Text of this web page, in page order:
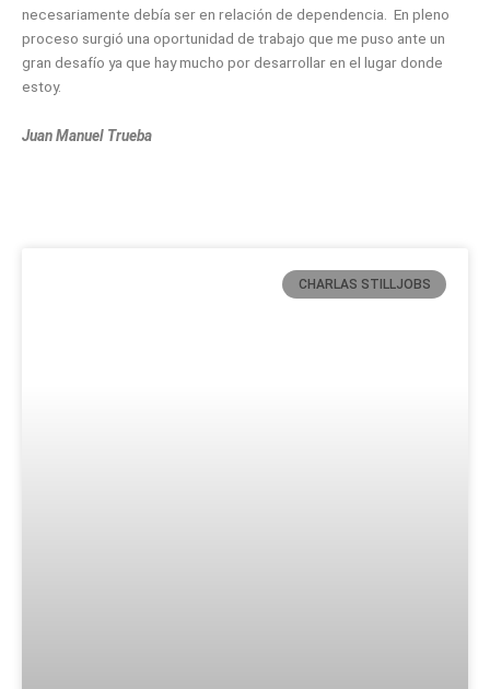
necesariamente debía ser en relación de dependencia. En pleno
proceso surgió una oportunidad de trabajo que me puso ante un
gran desafío ya que hay mucho por desarrollar en el lugar donde
estoy.
Juan Manuel Trueba
CHARLAS STILLJOBS